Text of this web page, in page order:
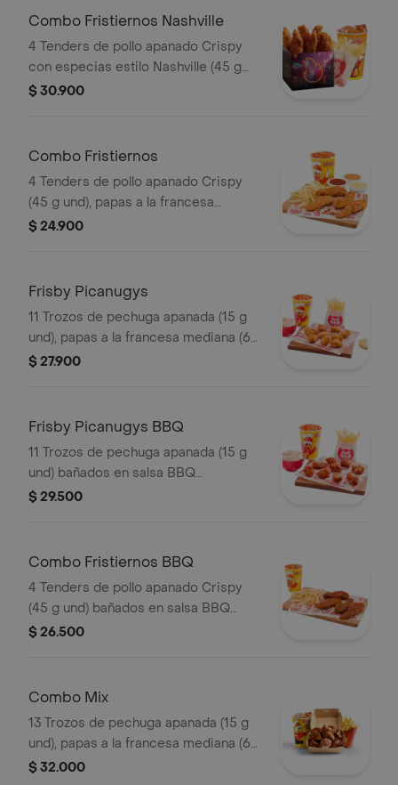
Combo Fristiernos Nashville
4 Tenders de pollo apanado Crispy
con especias estilo Nashville (45 g
und), sirope de miel picante, papas a
$ 30.900
Combo Fristiernos
4 Tenders de pollo apanado Crispy
(45 g und), papas a la francesa
mediana (60 g) y gaseosa (325 ml)
$ 24.900
Frisby Picanugys
11 Trozos de pechuga apanada (15 g
und), papas a la francesa mediana (60
g), ensalada de repollo personal (145
$ 27.900
Frisby Picanugys BBQ
11 Trozos de pechuga apanada (15 g
und) bañados en salsa BBQ
ligeramente picante, papas a la
(325 ml)
$ 29.500
Combo Fristiernos BBQ
4 Tenders de pollo apanado Crispy
(45 g und) bañados en salsa BBQ
ligeramente picante, papas a la
$ 26.500
Combo Mix
13 Trozos de pechuga apanada (15 g
und), papas a la francesa mediana (60
g) y gaseosa (325 ml)
$ 32.000